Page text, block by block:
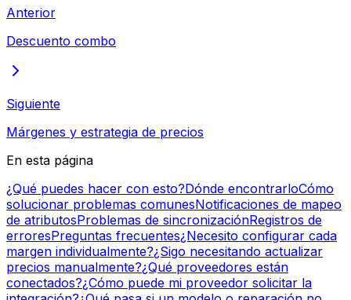
Anterior
Descuento combo
Siguiente
Márgenes y estrategia de precios
En esta página
¿Qué puedes hacer con esto?Dónde encontrarloCómo
solucionar problemas comunesNotificaciones de mapeo
de atributosProblemas de sincronizaciónRegistros de
erroresPreguntas frecuentes¿Necesito configurar cada
margen individualmente?¿Sigo necesitando actualizar
precios manualmente?¿Qué proveedores están
conectados?¿Cómo puede mi proveedor solicitar la